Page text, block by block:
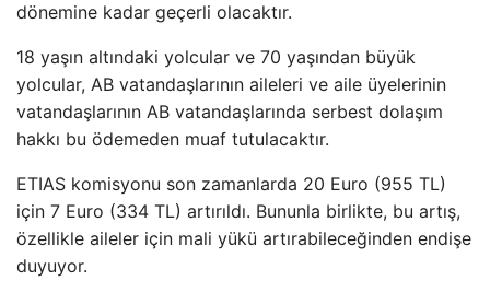
dönemine kadar geçerli olacaktır.
18 yaşın altındaki yolcular ve 70 yaşından büyük
yolcular, AB vatandaşlarının aileleri ve aile üyelerinin
vatandaşlarının AB vatandaşlarında serbest dolaşım
hakkı bu ödemeden muaf tutulacaktır.
ETIAS komisyonu son zamanlarda 20 Euro (955 TL)
için 7 Euro (334 TL) artırıldı. Bununla birlikte, bu artış,
özellikle aileler için mali yükü artırabileceğinden endişe
duyuyor.